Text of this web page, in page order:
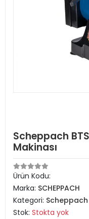
Scheppach
Makinası
Ürün Kodu:
Marka: SCHEPPACH
Kategori: Scheppach
Stok: Stokta yok